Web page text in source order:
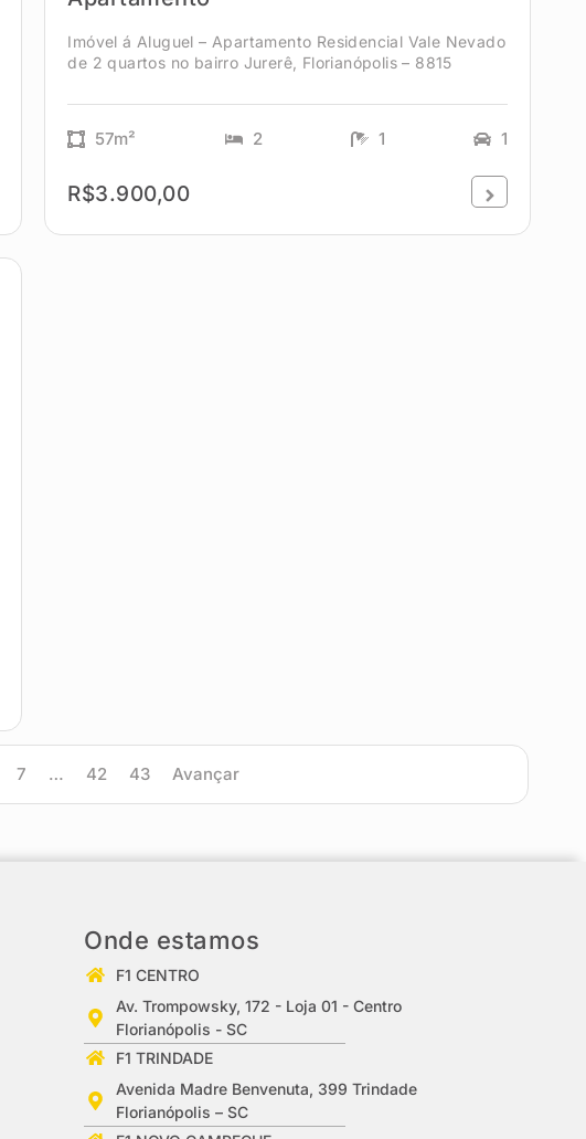
Imóvel á Aluguel – Apartamento Residencial Vale Nevado
de 2 quartos no bairro Jurerê, Florianópolis – 8815
57m² 2 1 1
R$3.900,00
7 … 42 43 Avançar
Onde estamos
F1 CENTRO
Av. Trompowsky, 172 - Loja 01 - Centro
Florianópolis - SC
F1 TRINDADE
Avenida Madre Benvenuta, 399 Trindade
Florianópolis – SC